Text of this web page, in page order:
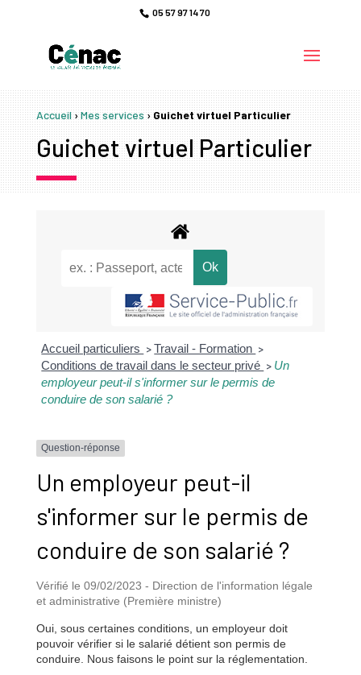
05 57 97 14 70
Accueil›Mes services›Guichet virtuel Particulier
Guichet virtuel Particulier
Accueil particuliers > Travail - Formation >
Conditions de travail dans le secteur privé > Un
employeur peut-il s'informer sur le permis de
conduire de son salarié ?
Question-réponse
Un employeur peut-il
s'informer sur le permis de
conduire de son salarié ?
Vérifié le 09/02/2023 - Direction de l'information légale
et administrative (Première ministre)
Oui, sous certaines conditions, un employeur doit
pouvoir vérifier si le salarié détient son permis de
conduire. Nous faisons le point sur la réglementation.